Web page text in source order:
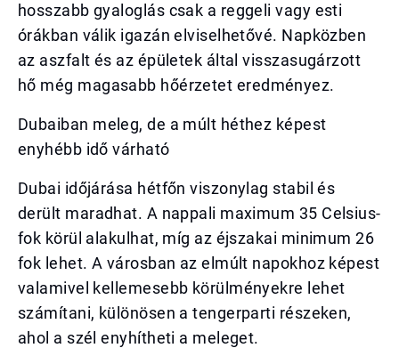
hosszabb gyaloglás csak a reggeli vagy esti
órákban válik igazán elviselhetővé. Napközben
az aszfalt és az épületek által visszasugárzott
hő még magasabb hőérzetet eredményez.
Dubaiban meleg, de a múlt héthez képest
enyhébb idő várható
Dubai időjárása hétfőn viszonylag stabil és
derült maradhat. A nappali maximum 35 Celsius-
fok körül alakulhat, míg az éjszakai minimum 26
fok lehet. A városban az elmúlt napokhoz képest
valamivel kellemesebb körülményekre lehet
számítani, különösen a tengerparti részeken,
ahol a szél enyhítheti a meleget.